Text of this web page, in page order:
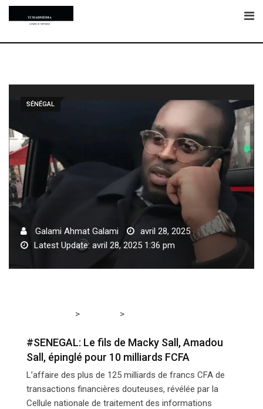
Skip
SÉNÉGAL
Galami Ahmat Galami
avril 28, 2025
Latest Update: avril 28, 2025 1:36 pm
> >
#SENEGAL: Le fils de Macky Sall, Amadou
Sall, épinglé pour 10 milliards FCFA
L’affaire des plus de 125 milliards de francs CFA de
transactions financières douteuses, révélée par la
Cellule nationale de traitement des informations